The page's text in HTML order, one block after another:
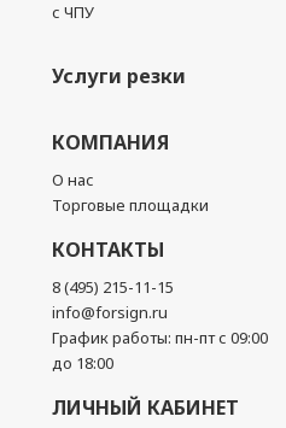
с ЧПУ
Услуги резки
КОМПАНИЯ
О нас
Торговые площадки
КОНТАКТЫ
8 (495) 215-11-15
info@forsign.ru
График работы: пн-пт с 09:00
до 18:00
ЛИЧНЫЙ КАБИНЕТ